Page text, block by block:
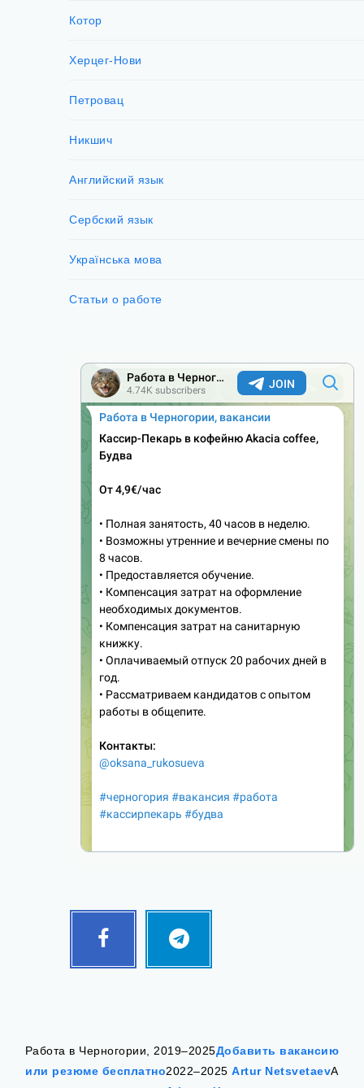
Котор
Херцег-Нови
Петровац
Никшич
Английский язык
Сербский язык
Українська мова
Статьи о работе
Facebook Telegram
Follow
Работа в Черногории, 2019–2025Добавить вакансию
или резюме бесплатно2022–2025Artur NetsvetaevА